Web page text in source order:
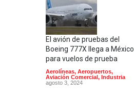
El avión de pruebas del
Boeing 777X llega a México
para vuelos de prueba
Aerolíneas, Aeropuertos,
Aviación Comercial, Industria
agosto 3, 2024